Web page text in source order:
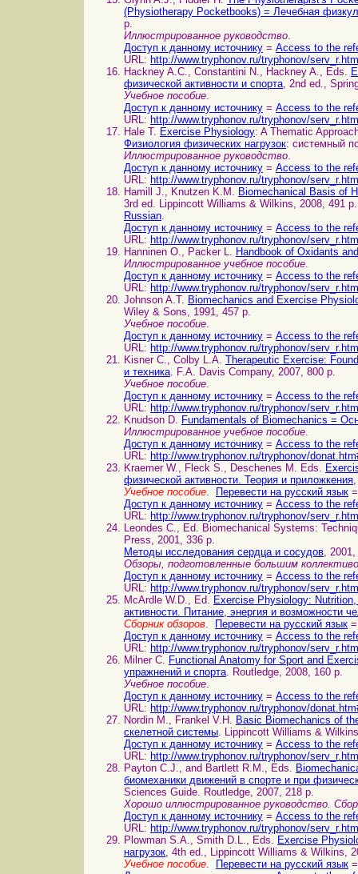
(Physiotherapy Pocketbooks) = Лечебная
p.
Иллюстрированное руководство.
Доступ к данному источнику = Access to the
URL: http://www.tryphonov.ru/tryphonov/
Hackney A.C., Constantini N., Hackney A., Eds.
физической активности и спорта, 2nd ed.,
Учебное пособие.
Доступ к данному источнику = Access to the
URL: http://www.tryphonov.ru/tryphonov/
Hale T. Exercise Physiology: A Thematic
Физиология физических нагрузок: системный
Иллюстрированное руководство.
Доступ к данному источнику = Access to the
URL: http://www.tryphonov.ru/tryphonov/
Hamill J., Knutzen K.M. Biomechanical Basis of
3rd ed. Lippincott Williams & Wilkins, 2008, 491
Russian.
Доступ к данному источнику = Access to the
URL: http://www.tryphonov.ru/tryphonov/
Hanninen O., Packer L. Handbook of Oxidants
Иллюстрированное учебное пособие.
Доступ к данному источнику = Access to the
URL: http://www.tryphonov.ru/tryphonov/
Johnson A.T. Biomechanics and Exercise
Wiley & Sons, 1991, 457 p.
Учебное пособие.
Доступ к данному источнику = Access to the
URL: http://www.tryphonov.ru/tryphonov/
Kisner С., Colby L.A. Therapeutic Exercise:
и техника. F.A. Davis Company, 2007, 800 p.
Учебное пособие.
Доступ к данному источнику = Access to the
URL: http://www.tryphonov.ru/tryphonov/
Knudson D. Fundamentals of Biomechanics =
Иллюстрированное учебное пособие.
Доступ к данному источнику = Access to the
URL: http://www.tryphonov.ru/tryphonov/
Kraemer W., Fleck S., Deschenes M. Eds.
физической активности. Теория и приложкения
Учебное пособие. Перевести на русский язык =
Доступ к данному источнику = Access to the
URL: http://www.tryphonov.ru/tryphonov/
Leondes С., Ed. Biomechanical Systems:
Press, 2001, 336 p.
Методы исследования сердца и сосудов,
Обзоры, подготовленные большим
Доступ к данному источнику = Access to the
URL: http://www.tryphonov.ru/tryphonov/
McArdle W.D., Ed. Exercise Physiology:
активности. Питание, энергия и возможности
Сборник обзоров. Перевести на русский язык =
Доступ к данному источнику = Access to the
URL: http://www.tryphonov.ru/tryphonov/
Milner С. Functional Anatomy for Sport and
упражнений и спорта. Routledge, 2008, 160 p.
Учебное пособие.
Доступ к данному источнику = Access to the
URL: http://www.tryphonov.ru/tryphonov/
Nordin M., Frankel V.H. Basic Biomechanics of
скелетной системы. Lippincott Williams &
Доступ к данному источнику = Access to the
URL: http://www.tryphonov.ru/tryphonov/
Payton C.J., and Bartlett R.M., Eds.
биомеханики движений в спорте и при
Sciences Guide. Routledge, 2007, 218 p.
Хорошо иллюстрированное руководство.
Доступ к данному источнику = Access to the
URL: http://www.tryphonov.ru/tryphonov/
Plowman S.A., Smith D.L., Eds. Exercise
нагрузок, 4th ed., Lippincott Williams & Wilkins,
Учебное пособие. Перевести на русский язык =